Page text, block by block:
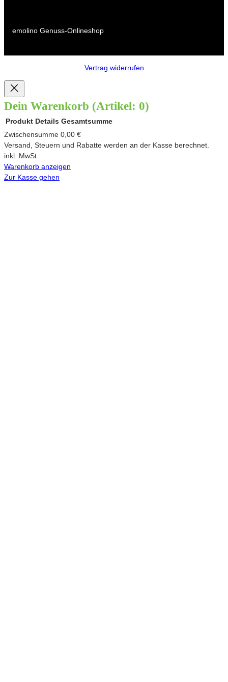
emolino Genuss-Onlineshop
Vertrag widerrufen
Dein Warenkorb (Artikel: 0)
Produkte
im
Warenkorb
Produkt Details Gesamtsumme
Zwischensumme 0,00 €
Versand, Steuern und Rabatte werden an der Kasse berechnet.
inkl. MwSt.
Warenkorb anzeigen
Zur Kasse gehen